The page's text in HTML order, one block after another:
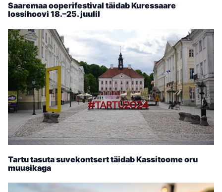
Saaremaa ooperifestival täidab Kuressaare
lossihoovi 18.–25. juulil
Tartu tasuta suvekontsert täidab Kassitoome oru
muusikaga